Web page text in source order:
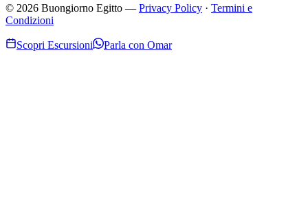
© 2026 Buongiorno Egitto — Privacy Policy · Termini e
Condizioni
Scopri Escursioni Parla con Omar